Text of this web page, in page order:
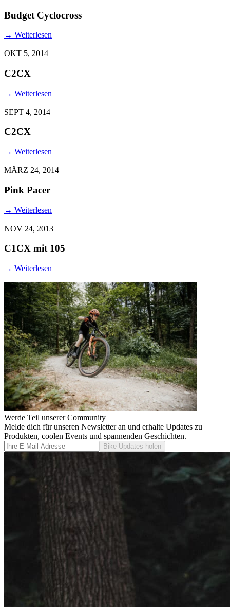
Budget Cyclocross
→ Weiterlesen
OKT 5, 2014
C2CX
→ Weiterlesen
SEPT 4, 2014
C2CX
→ Weiterlesen
MÄRZ 24, 2014
Pink Pacer
→ Weiterlesen
NOV 24, 2013
C1CX mit 105
→ Weiterlesen
Werde Teil unserer Community
Melde dich für unseren Newsletter an und erhalte Updates zu
Produkten, coolen Events und spannenden Geschichten.
Bike Updates holen